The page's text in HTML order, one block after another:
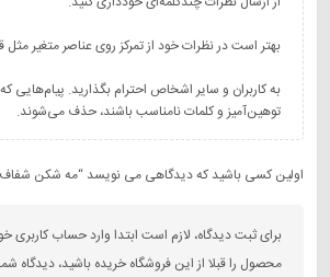
به کاربران و سایر اشخاص احترام بگذارید. پیام‌هایی
توهین‌آمیز و کلمات نامناسب باشند، حذف می‌شوند.
اولین کسی باشید که دیدگاهی می نویسد “مه شکن
برای ثبت دیدگاه، لازم است ابتدا وارد حساب کاربری
محصول را قبلا از این فروشگاه خریده باشید، دیدگاه